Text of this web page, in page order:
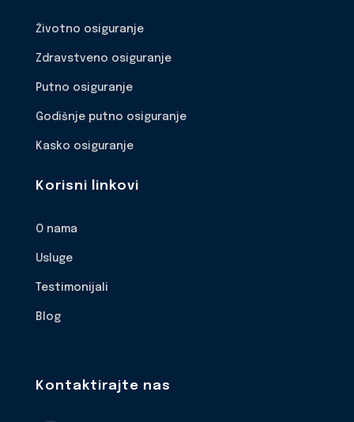
Životno osiguranje
Zdravstveno osiguranje
Putno osiguranje
Godišnje putno osiguranje
Kasko osiguranje
Korisni linkovi
O nama
Usluge
Testimonijali
Blog
Kontaktirajte nas